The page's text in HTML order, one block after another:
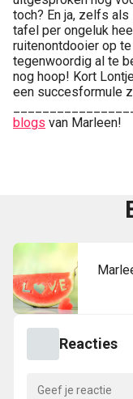
toch? En ja, zelfs
tafel per ongeluk
ruitenontdooier op te
tegenwoordig al te
nog hoop! Kort
een succesformule
blogs van Marleen!
Reacties